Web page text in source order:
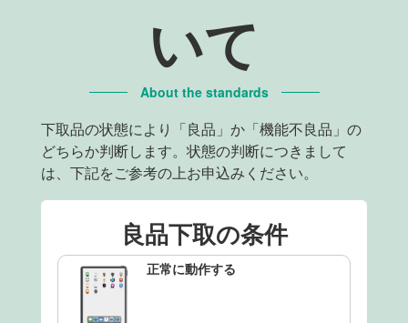
いて
About the standards
下取品の状態により「良品」か「機能不良品」の
どちらか判断します。状態の判断につきまして
は、下記をご参考の上お申込みください。
良品下取の条件
正常に動作する